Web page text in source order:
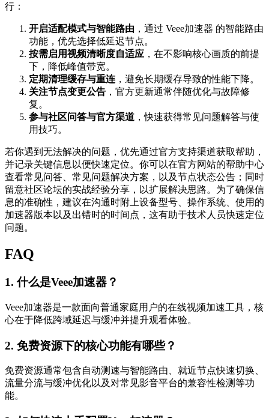
行：
开启适配模式与智能路由 ，通过 Veee加速器 的智能路由
功能，优先选择低延迟节点。
按需启用视频清晰度自适应 ，在不影响核心画质的前提
下，降低峰值带宽。
定期清理缓存与重连 ，避免长期缓存导致的性能下降。
关注节点变更公告 ，官方更新通常伴随优化与故障修
复。
参与社区问答与官方渠道 ，快速获得常见问题解答与使
用技巧。
若你遇到无法解决的问题，优先通过官方支持渠道获取帮助，
并记录关键信息以便快速定位。你可以在官方网站的帮助中心
查看常见问答、常见问题解决方案，以及节点状态公告；同时
留意社区论坛的实战经验分享，以扩展解决思路。为了确保信
息的准确性，建议在沟通时附上设备型号、操作系统、使用的
加速器版本以及出错时的时间点，这有助于技术人员快速定位
问题。
FAQ
1. 什么是Veee加速器？
Veee加速器是一款面向普通家庭用户的在线视频加速工具，核
心在于降低跨域延迟与缓冲并提升观看体验。
2. 免费资源下的核心功能有哪些？
免费资源通常包含自动测速与智能路由、就近节点快速切换、
流量分流与缓冲优化以及对常见影音平台的兼容性检测等功
能。